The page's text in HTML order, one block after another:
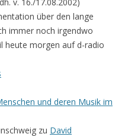
über den lange
immer noch irgendwo
heute morgen auf d-radio
und deren Musik im
zu David